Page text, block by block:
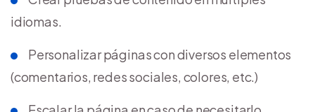
idiomas.
Personalizar páginas con diversos elementos
(comentarios, redes sociales, colores, etc.)